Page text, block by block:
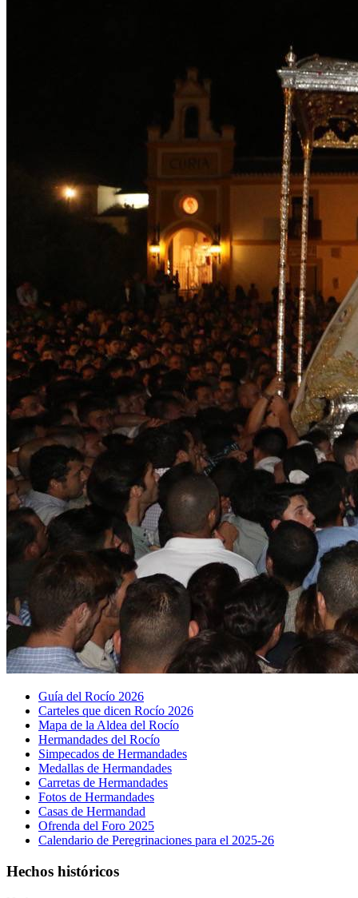
Guía del Rocío 2026
Carteles que dicen Rocío 2026
Mapa de la Aldea del Rocío
Hermandades del Rocío
Simpecados de Hermandades
Medallas de Hermandades
Carretas de Hermandades
Fotos de Hermandades
Casas de Hermandad
Ofrenda del Foro 2025
Calendario de Peregrinaciones para el 2025-26
Hechos históricos